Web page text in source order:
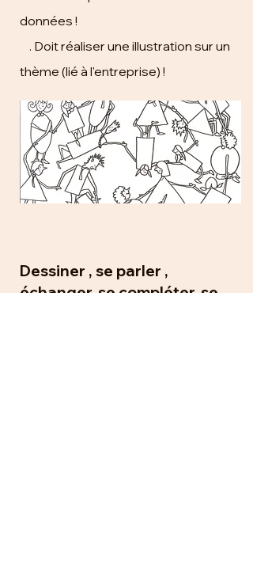
données !
. Doit réaliser une illustration sur un
thème (lié à l'entreprise) !
Dessiner , se parler ,
échanger, se compléter, se